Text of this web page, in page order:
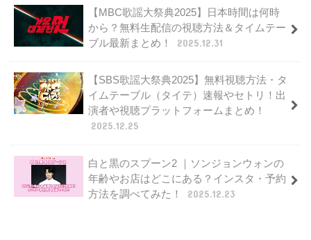
【MBC歌謡大祭典2025】日本時間は何時
から？無料生配信の視聴方法＆タイムテー
ブル最新まとめ！
2025.12.31
【SBS歌謡大祭典2025】無料視聴方法・タ
イムテーブル（タイテ）速報やセトリ！出
演者や視聴プラットフォームまとめ！
2025.12.25
白と黒のスプーン2 ｜ソンジョンウォンの
年齢やお店はどこにある？インスタ・予約
方法を調べてみた！
2025.12.23